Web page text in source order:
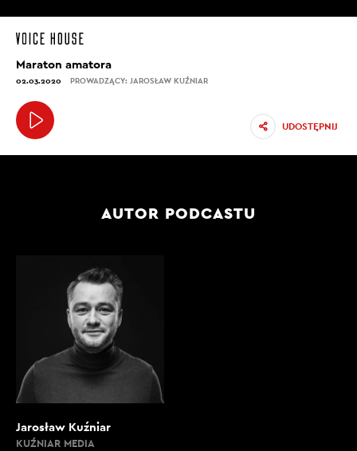
Maraton amatora
02.03.2020 PROWADZĄCY: JAROSŁAW KUŹNIAR
UDOSTĘPNIJ
AUTOR PODCASTU
Jarosław Kuźniar
KUŹNIAR MEDIA